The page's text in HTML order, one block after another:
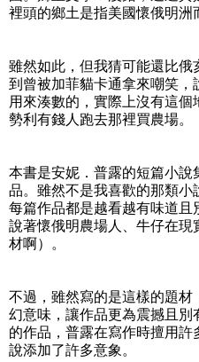
裡頭的鄉土是指美國懷俄明洲
雖然如此，但我猜可能還比
到曾被加菲貓卡通拿來嘲笑，
用來湊數的，實際上沒有這
勢利有錢人跑去那裡買農場。
本書是安妮．普露的短篇小
品。雖然不是我喜歡的那類小
每篇作品都是越看越有味道
說著懷俄明農場人、牛仔在現
材啊）。
不過，雖然寫的是這樣的題
幻意味，讓作品更為震撼且
的作品，普露在寫作時擅用
說添加了許多意象。